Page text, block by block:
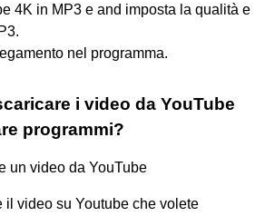
4K in MP3 e and imposta la qualità e
nel programma.
i video da YouTube
programmi?
un video da YouTube
il video su Youtube che volete